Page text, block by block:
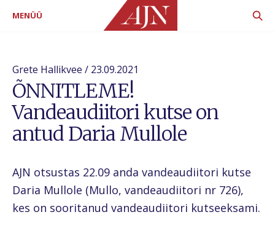
Grete Hallikvee / 23.09.2021
ÕNNITLEME!
Vandeaudiitori kutse on
antud Daria Mullole
AJN otsustas 22.09 anda vandeaudiitori kutse
Daria Mullole (Mullo, vandeaudiitori nr 726),
kes on sooritanud vandeaudiitori kutseeksami.
MENÜÜ